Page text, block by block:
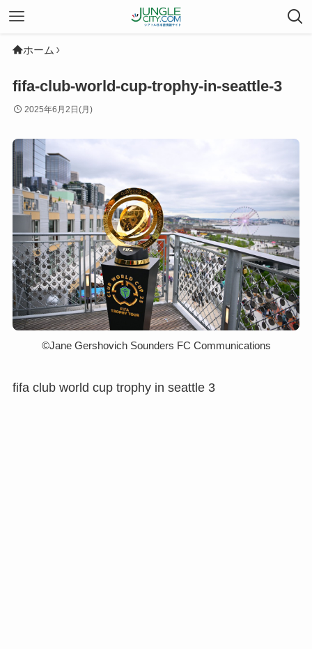
ホーム
fifa-club-world-cup-trophy-in-seattle-3
2025年6月2日(月)
©︎Jane Gershovich Sounders FC Communications
fifa club world cup trophy in seattle 3